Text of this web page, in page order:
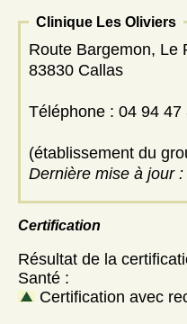
Clinique Les Oliviers
Route Bargemon, Le
83830 Callas
Téléphone : 04
(établissement du
Dernière mise à jour
Certification
Résultat de la
Santé :
Certification avec